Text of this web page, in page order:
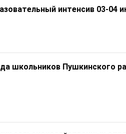
интенсив 03-04
школьников Пушкинского